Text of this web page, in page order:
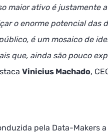
maior ativo é justamente
o enorme potencial das
é um mosaico de
que, ainda são pouco
Vinicius Machado,
pela Data-Makers